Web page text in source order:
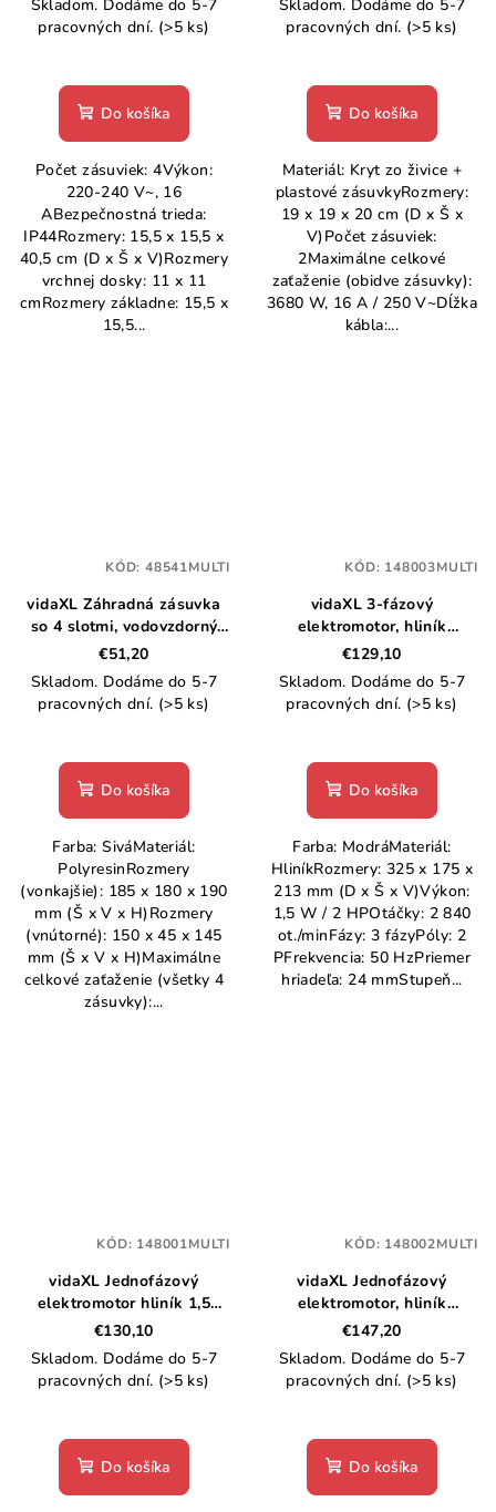
Skladom. Dodáme do 5-7
pracovných dní. (>5 ks)
Do košíka
Počet zásuviek: 4Výkon:
220-240 V~, 16
ABezpečnostná trieda:
IP44Rozmery: 15,5 x 15,5 x
40,5 cm (D x Š x V)Rozmery
vrchnej dosky: 11 x 11
cmRozmery základne: 15,5 x
15,5...
Skladom. Dodáme do 5-7
pracovných dní. (>5 ks)
Do košíka
Materiál: Kryt zo živice +
plastové zásuvkyRozmery:
19 x 19 x 20 cm (D x Š x
V)Počet zásuviek:
2Maximálne celkové
zaťaženie (obidve zásuvky):
3680 W, 16 A / 250 V~Dĺžka
kábla:...
vidaXL Záhradná zásuvka
so 4 slotmi, vodovzdorný
polyresin, sivá
€51,20
Skladom. Dodáme do 5-7
pracovných dní. (>5 ks)
Do košíka
Farba: SiváMateriál:
PolyresinRozmery
(vonkajšie): 185 x 180 x 190
mm (Š x V x H)Rozmery
(vnútorné): 150 x 45 x 145
mm (Š x V x H)Maximálne
celkové zaťaženie (všetky 4
zásuvky):...
KÓD: 48541MULTI
vidaXL 3-fázový
elektromotor, hliník
1,5kW/2HP, 2-pólový 2840
ot./min
€129,10
Skladom. Dodáme do 5-7
pracovných dní. (>5 ks)
Do košíka
Farba: ModráMateriál:
HliníkRozmery: 325 x 175 x
213 mm (D x Š x V)Výkon:
1,5 W / 2 HPOtáčky: 2 840
ot./minFázy: 3 fázyPóly: 2
PFrekvencia: 50 HzPriemer
hriadeľa: 24 mmStupeň...
KÓD: 148003MULTI
vidaXL Jednofázový
elektromotor hliník 1,5
kW/2HP 2-pólový 2800
ot./min
€130,10
Skladom. Dodáme do 5-7
pracovných dní. (>5 ks)
Do košíka
KÓD: 148001MULTI
vidaXL Jednofázový
elektromotor, hliník
2,2kW/3HP, 2-pólový 2800
ot./min
€147,20
Skladom. Dodáme do 5-7
pracovných dní. (>5 ks)
Do košíka
KÓD: 148002MULTI